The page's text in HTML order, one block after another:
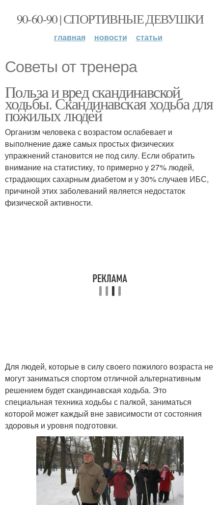
90-60-90 | СПОРТИВНЫЕ ДЕВУШКИ
главная новости статьи
Советы от тренера
Польза и вред скандинавской
ходьбы. Скандинавская ходьба для
пожилых людей
Организм человека с возрастом ослабевает и
выполнение даже самых простых физических
упражнений становится не под силу. Если обратить
внимание на статистику, то примерно у 27% людей,
страдающих сахарным диабетом и у 30% случаев ИБС,
причиной этих заболеваний является недостаток
физической активности.
Для людей, которые в силу своего пожилого возраста не
могут заниматься спортом отличной альтернативным
решением будет скандинавская ходьба. Это
специальная техника ходьбы с палкой, заниматься
которой может каждый вне зависимости от состояния
здоровья и уровня подготовки.